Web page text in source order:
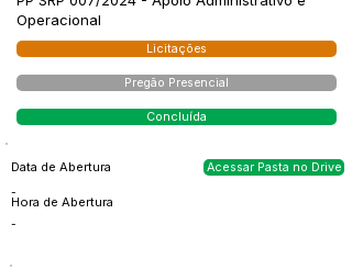
Operacional
Licitações
Pregão Presencial
Concluída
Data de Abertura
-
Hora de Abertura
-
Acessar Pasta no Drive